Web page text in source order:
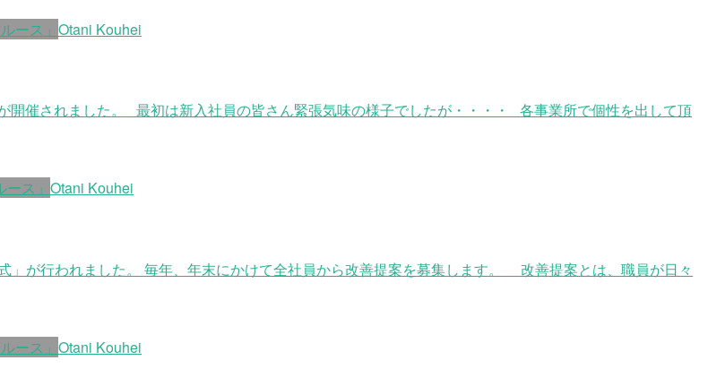
ース」 Otani Kouhei
開催されました。 最初は新入社員の皆さん緊張気味の様子でしたが・・・・ 各事業所で個性を出して頂
ス」 Otani Kouhei
が行われました。 毎年、年末にかけて全社員から改善提案を募集します。 改善提案とは、職員が日々
ース」 Otani Kouhei